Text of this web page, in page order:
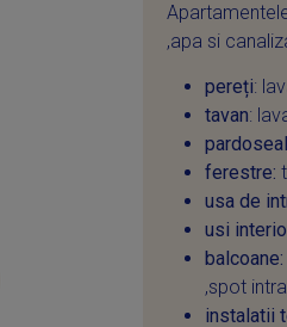
,apa si
pereți:
tavan:
ferestre:
usa de
usi
balcoane:
,spot
instalatii